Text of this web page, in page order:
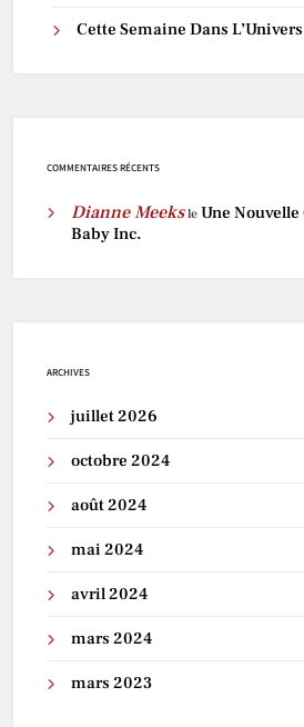
Cette Semaine Dans
COMMENTAIRES RÉCENTS
Dianne Meeksle Une Nouvelle
Baby Inc.
ARCHIVES
juillet 2026
octobre 2024
août 2024
mai 2024
avril 2024
mars 2024
mars 2023